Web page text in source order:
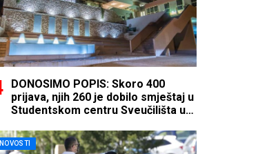
DONOSIMO POPIS: Skoro 400
prijava, njih 260 je dobilo smještaj u
Studentskom centru Sveučilišta u
NOVOSTI